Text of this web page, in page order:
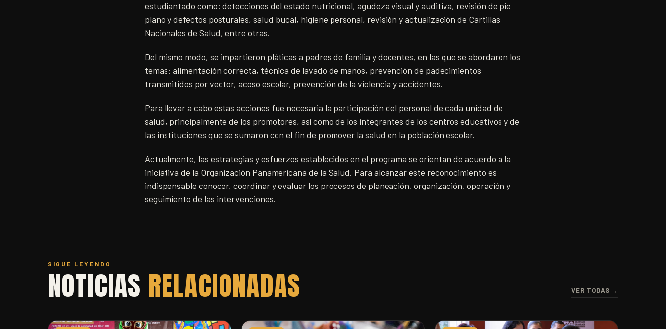
estudiantado como: detecciones del estado nutricional, agudeza visual y auditiva, revisión de pie
plano y defectos posturales, salud bucal, higiene personal, revisión y actualización de Cartillas
Nacionales de Salud, entre otras.
Del mismo modo, se impartieron pláticas a padres de familia y docentes, en las que se abordaron los
temas: alimentación correcta, técnica de lavado de manos, prevención de padecimientos
transmitidos por vector, acoso escolar, prevención de la violencia y accidentes.
Para llevar a cabo estas acciones fue necesaria la participación del personal de cada unidad de
salud, principalmente de los promotores, así como de los integrantes de los centros educativos y de
las instituciones que se sumaron con el fin de promover la salud en la población escolar.
Actualmente, las estrategias y esfuerzos establecidos en el programa se orientan de acuerdo a la
iniciativa de la Organización Panamericana de la Salud. Para alcanzar este reconocimiento es
indispensable conocer, coordinar y evaluar los procesos de planeación, organización, operación y
seguimiento de las intervenciones.
SIGUE LEYENDO
NOTICIAS RELACIONADAS VER TODAS →